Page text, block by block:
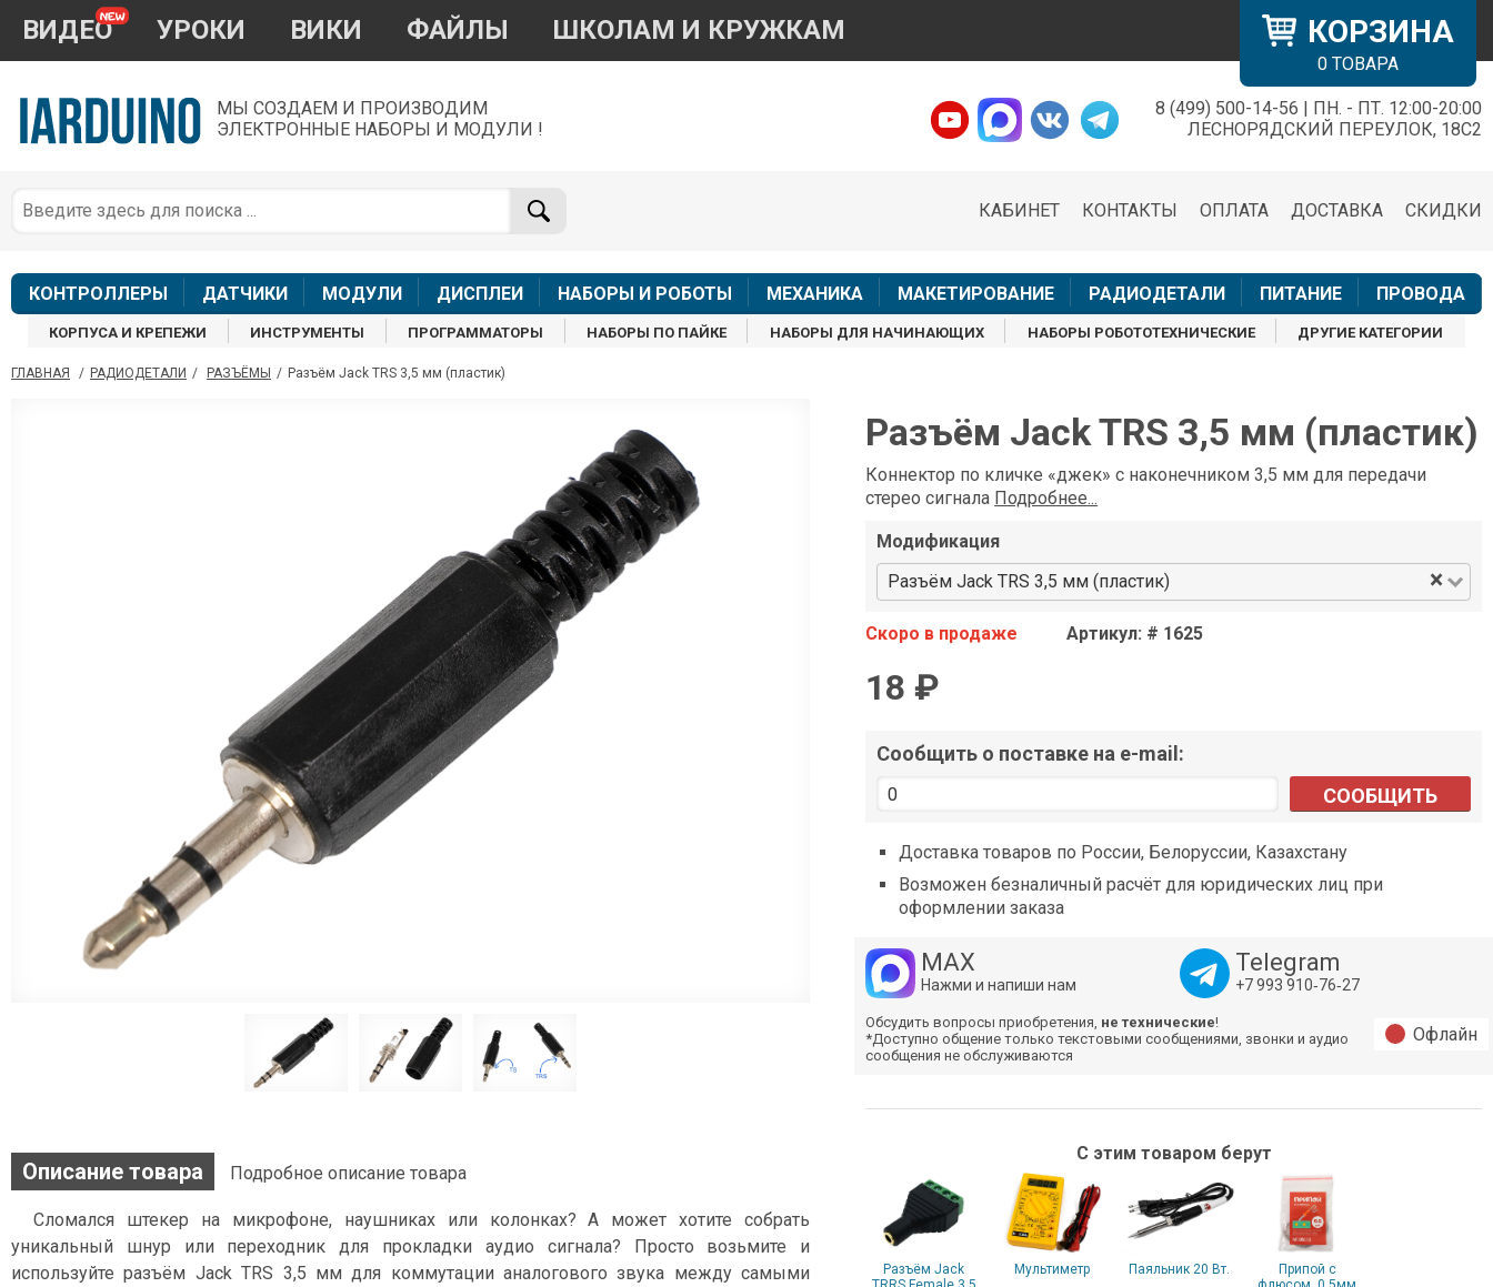
КОРЗИНА
0 ТОВАРА
ВИДЕО УРОКИ ВИКИ ФАЙЛЫ ШКОЛАМ И КРУЖКАМ
МЫ СОЗДАЕМ И ПРОИЗВОДИМ
ЭЛЕКТРОННЫЕ НАБОРЫ И МОДУЛИ !
8 (499) 500-14-56 | ПН. - ПТ. 12:00-20:00
ЛЕСНОРЯДСКИЙ ПЕРЕУЛОК, 18С2
СКИДКИ
ДОСТАВКА
ОПЛАТА
КОНТАКТЫ
КАБИНЕТ
КОНТРОЛЛЕРЫ ДАТЧИКИ МОДУЛИ ДИСПЛЕИ НАБОРЫ И РОБОТЫ МЕХАНИКА МАКЕТИРОВАНИЕ РАДИОДЕТАЛИ ПИТАНИЕ ПРОВОДА
КОРПУСА И КРЕПЕЖИ ИНСТРУМЕНТЫ ПРОГРАММАТОРЫ НАБОРЫ ПО ПАЙКЕ НАБОРЫ ДЛЯ НАЧИНАЮЩИХ НАБОРЫ РОБОТОТЕХНИЧЕСКИЕ ДРУГИЕ КАТЕГОРИИ
ГЛАВНАЯ / РАДИОДЕТАЛИ / РАЗЪЁМЫ / Разъём Jack TRS 3,5 мм (пластик)
Разъём Jack TRS 3,5 мм (пластик)
Коннектор по кличке «джек» с наконечником 3,5 мм для передачи
стерео сигнала Подробнее...
Модификация
Разъём Jack TRS 3,5 мм (пластик)
×
Скоро в продаже Артикул: # 1625
18 ₽
Сообщить о поставке на e-mail:
СООБЩИТЬ
Доставка товаров по России, Белоруссии, Казахстану
Возможен безналичный расчёт для юридических лиц при
оформлении заказа
MAX
Нажми и напиши нам
Telegram
+7 993 910‑76‑27
Обсудить вопросы приобретения, не технические!
*Доступно общение только текстовыми сообщениями, звонки и аудио
сообщения не обслуживаются
Офлайн
С этим товаром берут
Разъём Jack
Мультиметр Паяльник 20 Вт.
Припой с
Описание товара Подробное описание товара
Сломался штекер на микрофоне, наушниках или колонках? А может хотите собрать
уникальный шнур или переходник для прокладки аудио сигнала? Просто возьмите и
используйте разъём Jack TRS 3,5 мм для коммутации аналогового звука между самыми
×
По вопросам приобретения товара
+7 968 454 17 38
звонки и аудио сообщения не обслуживаются
Менеджер
shop@iarduino.ru
Менеджер
8 (499) 500-14-56
Консультант
shop@iarduino.ru